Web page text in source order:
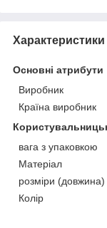
Характеристики
Основні атрибути
Виробник
Країна виробник
вага з упаковкою
Матеріал
розміри (довжина)
Колір